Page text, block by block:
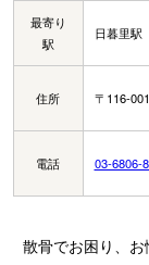
最寄り
駅
日暮里駅
住所 〒116-
電話 03-6806-
散骨でお困り、